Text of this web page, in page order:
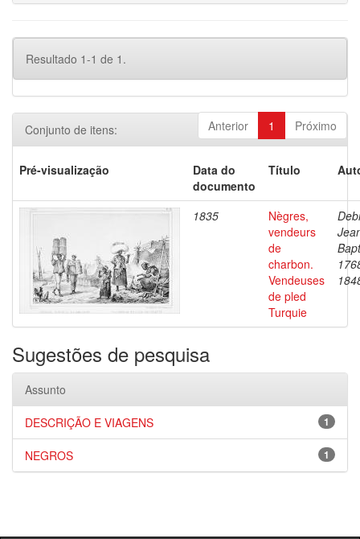
Resultado 1-1 de 1.
Anterior 1 Próximo
Conjunto de itens:
Pré-visualização
Data do
documento
Título
1835
Nègres,
vendeurs
de
charbon.
Vendeuses
de pled
Turquie
Sugestões de pesquisa
Assunto
1
DESCRIÇÃO E VIAGENS
1
NEGROS